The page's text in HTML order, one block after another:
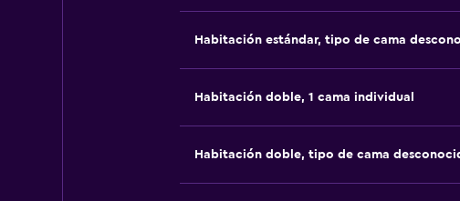
Habitación estándar, tipo de cama
Habitación doble, 1 cama individual
Habitación doble, tipo de cama